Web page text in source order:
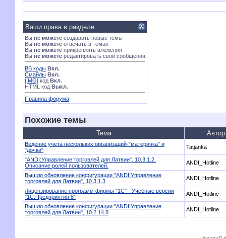
Ваши права в разделе
Вы не можете создавать новые темы
Вы не можете отвечать в темах
Вы не можете прикреплять вложения
Вы не можете редактировать свои сообщения
BB коды Вкл.
Смайлы Вкл.
[IMG] код Вкл.
HTML код Выкл.
Правила форума
Похожие темы
Тема Автор
Ведение учета нескольких организаций-"материнка" и
"дочки"
Tatjanka
"ANDI:Управление торговлей для Латвии", 10.3.1.2.
Описание ролей пользователей.
ANDI_Hotline
Вышло обновление конфигурации "ANDI:Управление
торговлей для Латвии", 10.3.1.3
ANDI_Hotline
Лицензирование программ фирмы "1С" - Учебные версии
"1С:Предприятия 8"
ANDI_Hotline
Вышло обновление конфигурации "ANDI:Управление
торговлей для Латвии", 10.2.14.8
ANDI_Hotline